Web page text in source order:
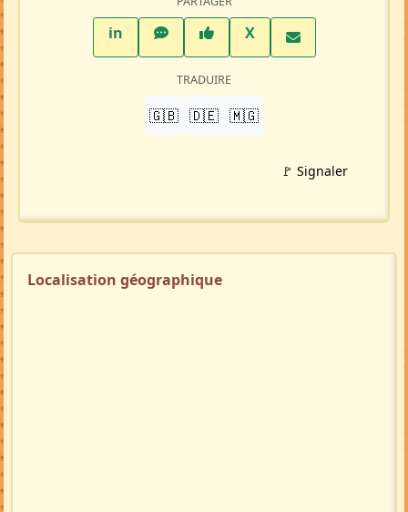
inLinkedInWhatsAppFacebook
XTwitter X
TRADUIRE
🇬🇧 🇩🇪 🇲🇬
🚩 Signaler
Localisation géographique